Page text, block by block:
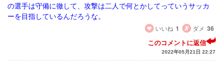
の選手は守備に徹して、攻撃は二人で何とかしてっていうサッカ
ーを目指しているんだろうな。
いいね 1 ダメ 36
このコメントに返信
2022年05月21日 22:27